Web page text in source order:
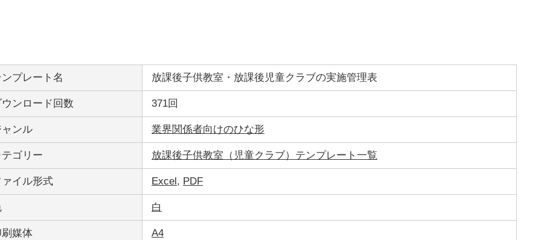
プレート名 放課後子供教室・放課後児童クラブの実施管理表
ンロード回数 371回
ンル 業界関係者向けのひな形
ゴリー 放課後子供教室（児童クラブ）テンプレート一覧
イル形式 Excel , PDF
白
媒体 A4